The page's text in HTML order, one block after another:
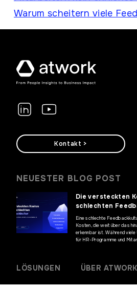
Warum scheitern viele
Kontakt >
NEUESTER BLOG POST
Die versteckten
schlechten
Eine schlechte
Kosten, die weit über das
erkennbar ist. Während viele
für HR-Programme und
die Geschäftsergebnisse
LÖSUNGEN ÜBER ATWORK